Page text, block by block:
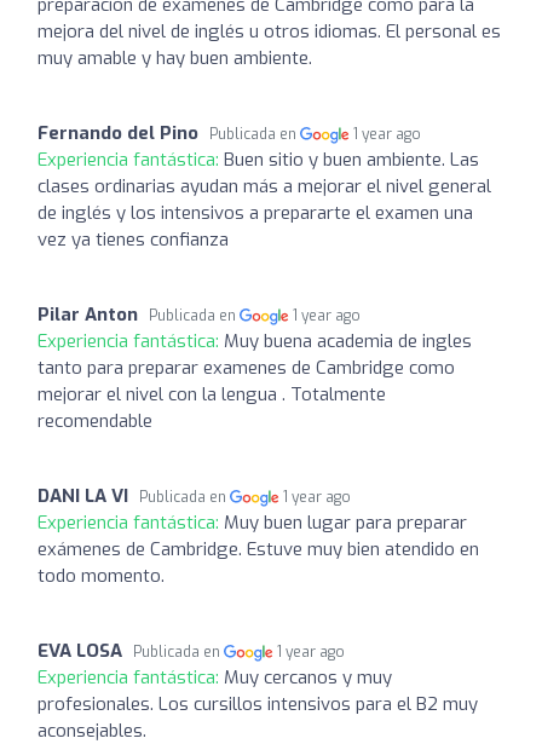
mejora del nivel de inglés u otros idiomas. El personal es
muy amable y hay buen ambiente.
Fernando del Pino Publicada en 1 year ago
Experiencia fantástica: Buen sitio y buen ambiente. Las
clases ordinarias ayudan más a mejorar el nivel general
de inglés y los intensivos a prepararte el examen una
vez ya tienes confianza
Pilar Anton Publicada en 1 year ago
Experiencia fantástica: Muy buena academia de ingles
tanto para preparar examenes de Cambridge como
mejorar el nivel con la lengua . Totalmente
recomendable
DANI LA VI Publicada en 1 year ago
Experiencia fantástica: Muy buen lugar para preparar
exámenes de Cambridge. Estuve muy bien atendido en
todo momento.
EVA LOSA Publicada en 1 year ago
Experiencia fantástica: Muy cercanos y muy
profesionales. Los cursillos intensivos para el B2 muy
aconsejables.